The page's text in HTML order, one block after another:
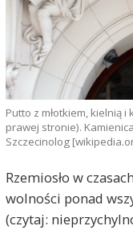
Putto z młotkiem, kielnią
prawej stronie).
Szczecinolog
Rzemiosło w
wolności ponad
(czytaj: